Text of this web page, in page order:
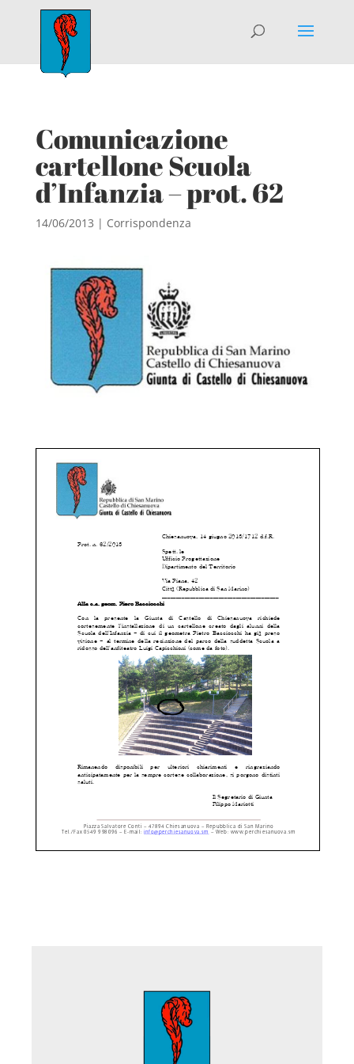
Comunicazione
cartellone Scuola
d’Infanzia – prot. 62
14/06/2013 | Corrispondenza